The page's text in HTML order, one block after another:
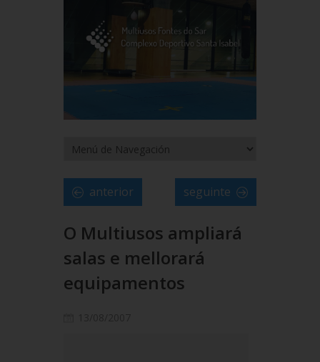
anterior seguinte
O Multiusos ampliará
salas e mellorará
equipamentos